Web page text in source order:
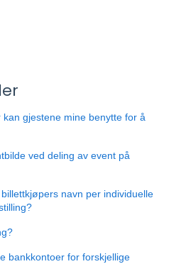
gjestene mine benytte for å
ved deling av event på
navn per individuelle
bankkontoer for forskjellige